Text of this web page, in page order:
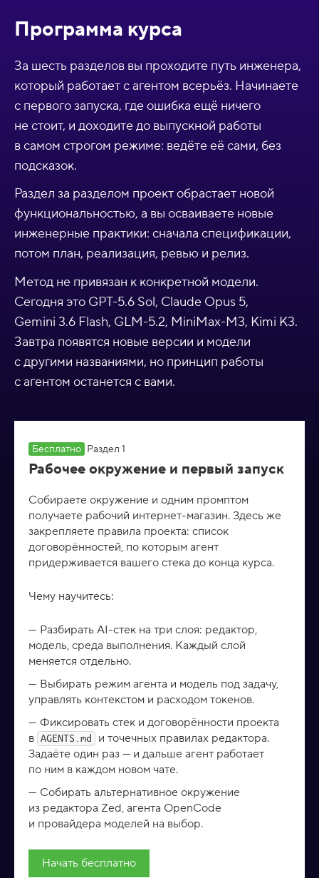
Программа курса
За шесть разделов вы проходите путь инженера,
который работает с агентом всерьёз. Начинаете
с первого запуска, где ошибка ещё ничего
не стоит, и доходите до выпускной работы
в самом строгом режиме: ведёте её сами, без
подсказок.
Раздел за разделом проект обрастает новой
функциональностью, а вы осваиваете новые
инженерные практики: сначала спецификации,
потом план, реализация, ревью и релиз.
Метод не привязан к конкретной модели.
Сегодня это GPT-5.6 Sol, Claude Opus 5,
Gemini 3.6 Flash, GLM-5.2, MiniMax-M3, Kimi K3.
Завтра появятся новые версии и модели
с другими названиями, но принцип работы
с агентом останется с вами.
Бесплатно Раздел 1
Рабочее окружение и первый запуск
Собираете окружение и одним промптом
получаете рабочий интернет-магазин. Здесь же
закрепляете правила проекта: список
договорённостей, по которым агент
придерживается вашего стека до конца курса.
Чему научитесь:
Разбирать AI-стек на три слоя: редактор,
модель, среда выполнения. Каждый слой
меняется отдельно.
Выбирать режим агента и модель под задачу,
управлять контекстом и расходом токенов.
Фиксировать стек и договорённости проекта
в AGENTS.md
и точечных правилах редактора.
Задаёте один раз — и дальше агент работает
по ним в каждом новом чате.
Собирать альтернативное окружение
из редактора Zed, агента OpenCode
и провайдера моделей на выбор.
Начать бесплатно